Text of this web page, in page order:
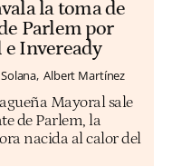
la toma de
Parlem por
e Inveready
Albert Martínez
Mayoral sale
de Parlem, la
nacida al calor del